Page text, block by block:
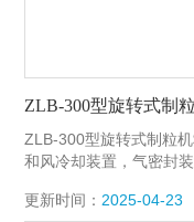
ZLB-300型旋转式制
ZLB-300型旋转式制粒
和风冷却装置，气密封
更新时间： 2025-04-23